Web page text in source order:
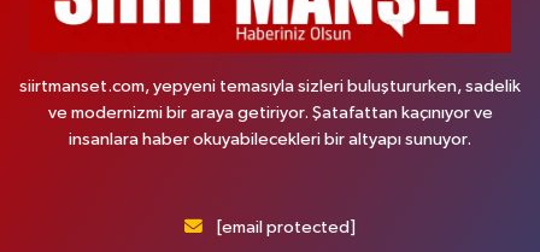
siirtmanset.com, yepyeni temasıyla sizleri buluştururken, sadelik
ve modernizmi bir araya getiriyor. Şatafattan kaçınıyor ve
insanlara haber okuyabilecekleri bir altyapı sunuyor.
[email protected]